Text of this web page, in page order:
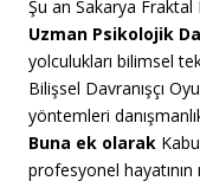
Şu an Sakarya Fraktal
Uzman Psikolojik
yolculukları bilimsel
Bilişsel Davranışçı
yöntemleri
Buna ek olarak
profesyonel